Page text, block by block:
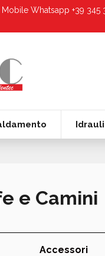
Whatsapp +39 345
e Camini
Accessori